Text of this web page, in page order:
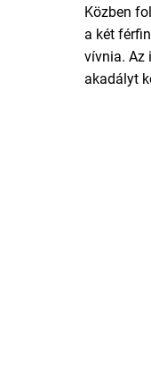
Közben
a két
vívnia. Az
akadályt